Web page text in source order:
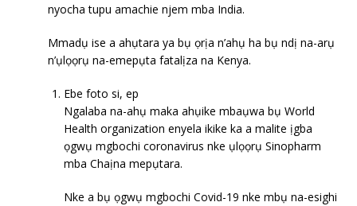
nyocha tupu amachie njem mba India.
Mmadụ ise a ahụtara ya bụ ọrịa n’ahụ ha bụ ndị na-arụ
n’ụlọọrụ na-emepụta fatalịza na Kenya.
Ebe foto si, ep
Ngalaba na-ahụ maka ahụike mbaụwa bụ World
Health organization enyela ikike ka a malite ịgba
ọgwụ mgbochi coronavirus nke ụlọọrụ Sinopharm
mba Chaịna mepụtara.
Nke a bụ ọgwụ mgbochi Covid-19 nke mbụ na-esighi